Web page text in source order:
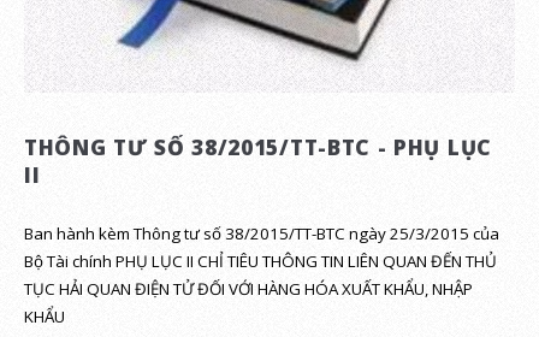
THÔNG TƯ SỐ 38/2015/TT-BTC - PHỤ LỤC
II
Ban hành kèm Thông tư số 38/2015/TT-BTC ngày 25/3/2015 của
Bộ Tài chính PHỤ LỤC II CHỈ TIÊU THÔNG TIN LIÊN QUAN ĐẾN THỦ
TỤC HẢI QUAN ĐIỆN TỬ ĐỐI VỚI HÀNG HÓA XUẤT KHẨU, NHẬP
KHẨU